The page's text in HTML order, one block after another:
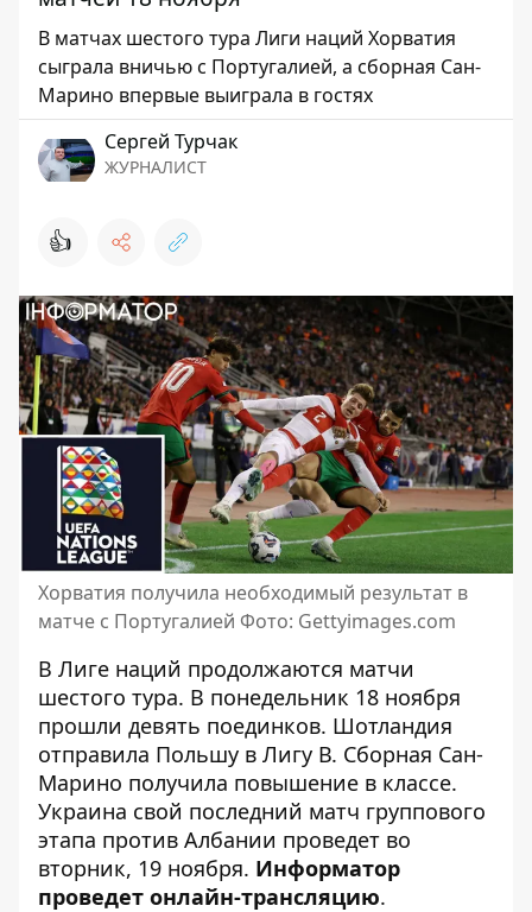
В матчах шестого тура Лиги наций Хорватия
сыграла вничью с Португалией, а сборная Сан-
Марино впервые выиграла в гостях
Сергей Турчак
ЖУРНАЛИСТ
👍
Хорватия получила необходимый результат в
матче с Португалией Фото: Gettyimages.com
В Лиге наций продолжаются матчи
шестого тура. В понедельник 18 ноября
прошли девять поединков. Шотландия
отправила Польшу в Лигу В. Сборная Сан-
Марино получила повышение в классе.
Украина свой последний матч группового
этапа против Албании проведет во
вторник, 19 ноября. Информатор
проведет онлайн-трансляцию.